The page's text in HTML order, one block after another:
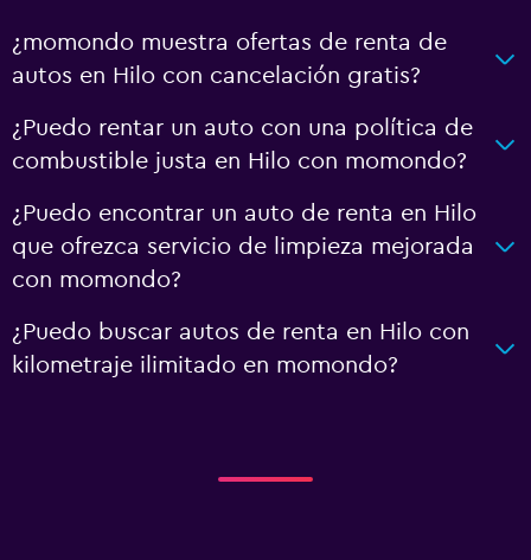
¿momondo muestra ofertas de renta de
autos en Hilo con cancelación gratis?
¿Puedo rentar un auto con una política de
combustible justa en Hilo con momondo?
¿Puedo encontrar un auto de renta en Hilo
que ofrezca servicio de limpieza mejorada
con momondo?
¿Puedo buscar autos de renta en Hilo con
kilometraje ilimitado en momondo?